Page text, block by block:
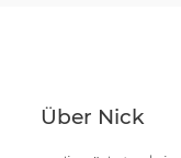
Über Nick